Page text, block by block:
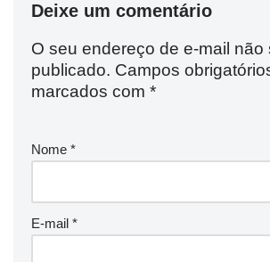
Deixe um comentário
O seu endereço de e-mail não
publicado. Campos
marcados com *
Nome *
E-mail *